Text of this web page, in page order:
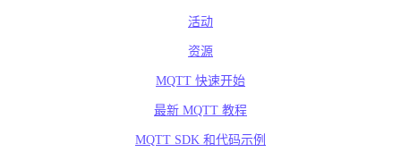
活动
资源
MQTT 快速开始
最新 MQTT 教程
MQTT SDK 和代码示例